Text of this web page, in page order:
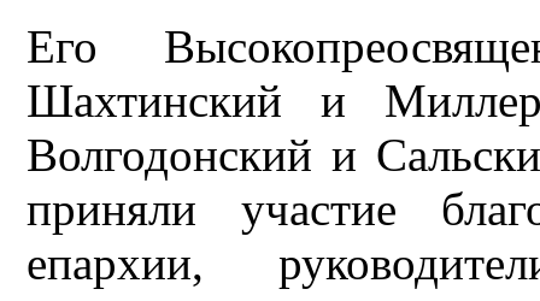
Его
Шахтинский и
Волгодонский и
приняли участие
епархии,